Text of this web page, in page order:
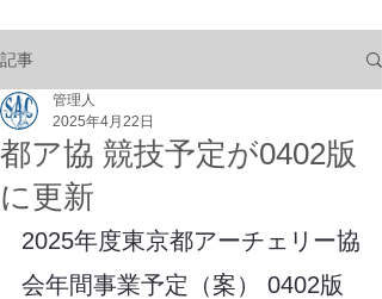
記事
都ア協 競技予定が0402版
に更新
管理人
2025年4月22日
2025年度東京都アーチェリー協
会年間事業予定（案） 0402版